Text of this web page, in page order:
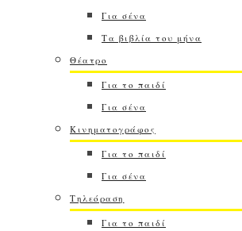
Για σένα
Τα βιβλία του μήνα
Θέατρο
Για το παιδί
Για σένα
Κινηματογράφος
Για το παιδί
Για σένα
Τηλεόραση
Για το παιδί